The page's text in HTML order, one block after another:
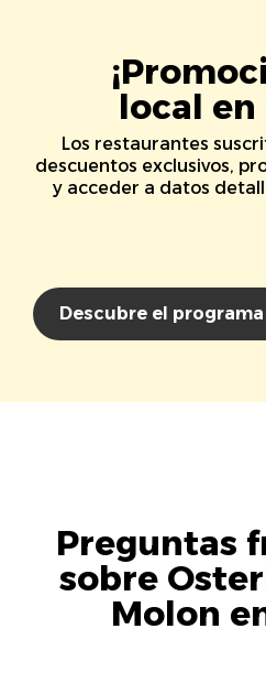
local en
Los restaurantes
descuentos exclusivos,
y acceder a datos
Descubre el
Preguntas
sobre
Molon